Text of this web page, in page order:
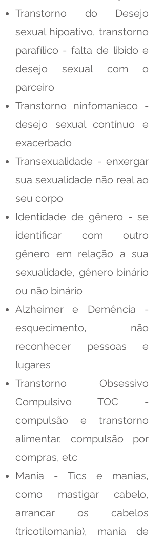
Transtorno do Desejo
sexual hipoativo, transtorno
parafílico - falta de libido e
desejo sexual com o
parceiro
Transtorno ninfomaníaco -
desejo sexual contínuo e
exacerbado
Transexualidade - enxergar
sua sexualidade não real ao
seu corpo
Identidade de gênero - se
identificar com outro
gênero em relação a sua
sexualidade, gênero binário
ou não binário
Alzheimer e Demência -
esquecimento, não
reconhecer pessoas e
lugares
Transtorno Obsessivo
Compulsivo TOC -
compulsão e transtorno
alimentar, compulsão por
compras, etc
Mania - Tics e manias,
como mastigar cabelo,
arrancar os cabelos
(tricotilomania), mania de